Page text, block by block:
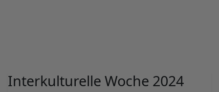
Interkulturelle Woche 2024